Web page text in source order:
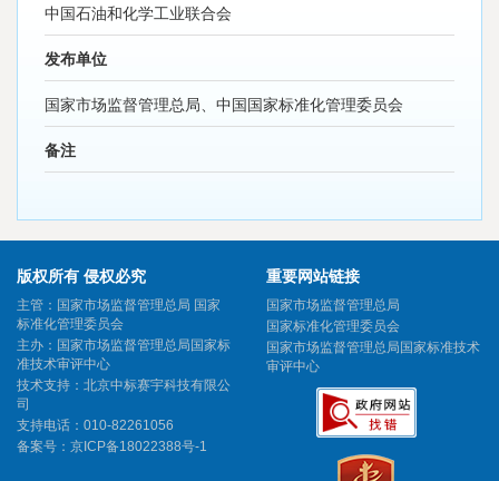
中国石油和化学工业联合会
发布单位
国家市场监督管理总局、中国国家标准化管理委员会
备注
版权所有 侵权必究
主管：国家市场监督管理总局 国家
标准化管理委员会
主办：国家市场监督管理总局国家标
准技术审评中心
技术支持：北京中标赛宇科技有限公
司
支持电话：010-82261056
备案号： 京ICP备18022388号-1
重要网站链接
国家市场监督管理总局
国家标准化管理委员会
国家市场监督管理总局国家标准技术
审评中心